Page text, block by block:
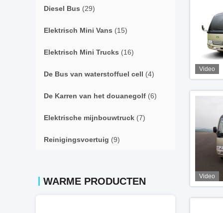
Diesel Bus (29)
Elektrisch Mini Vans (15)
Elektrisch Mini Trucks (16)
De Bus van waterstoffuel cell (4)
De Karren van het douanegolf (6)
Elektrische mijnbouwtruck (7)
Reinigingsvoertuig (9)
WARME PRODUCTEN
Video
Video